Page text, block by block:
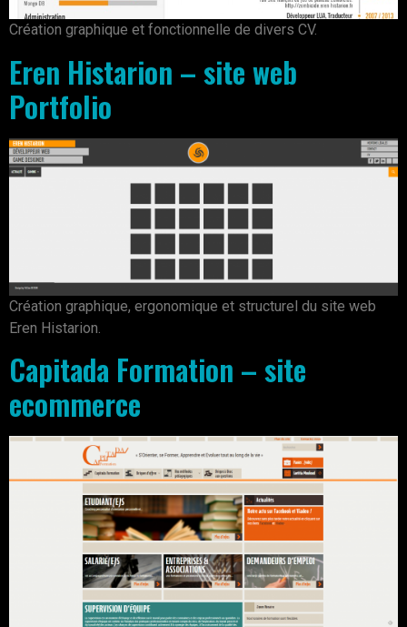
Création graphique et fonctionnelle de divers CV.
Eren Histarion – site web
Portfolio
Création graphique, ergonomique et structurel du site web
Eren Histarion.
Capitada Formation – site
ecommerce